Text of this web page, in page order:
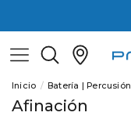
Inicio Batería | Percusión
Afinación